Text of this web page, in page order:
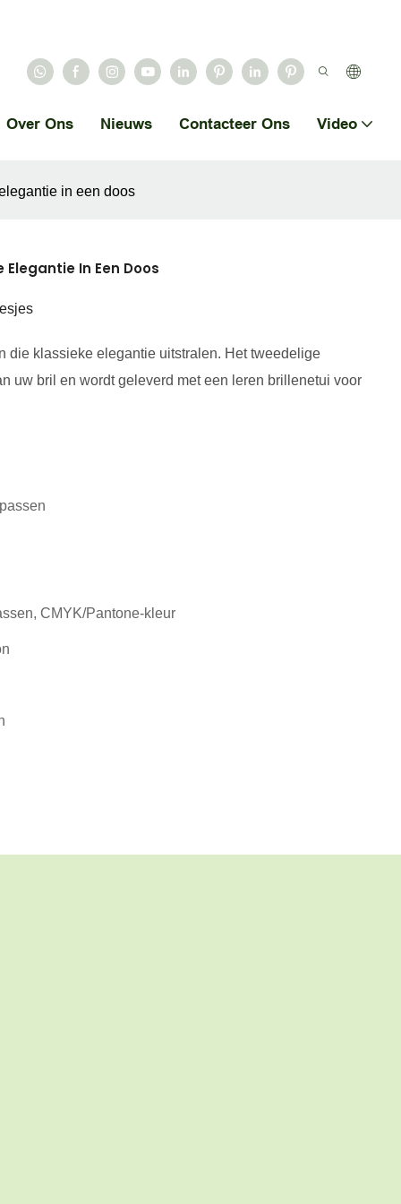
Over Ons Nieuws Contacteer Ons Video
in een doos
In Een Doos
die klassieke elegantie uitstralen. Het tweedelige
uw bril en wordt geleverd met een leren brillenetui voor
CMYK/Pantone-kleur